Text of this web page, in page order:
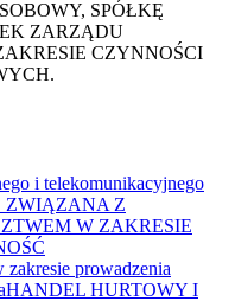
SPÓŁKĘ
ZARZĄDU
CZYNNOŚCI
i telekomunikacyjnego
ZWIĄZANA Z
W ZAKRESIE
zakresie prowadzenia
HANDEL HURTOWY I